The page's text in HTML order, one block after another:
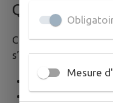
Que sont les
Ce sont des déchets
s’agit des végétaux
herbe après
feuilles mortes,
Mesure